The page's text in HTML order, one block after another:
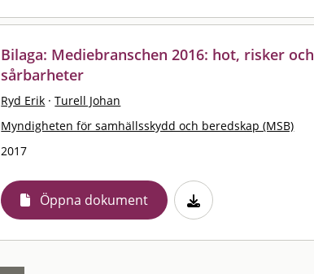
Bilaga: Mediebranschen 2016: hot, risker och
sårbarheter
Ryd Erik · Turell Johan
Myndigheten för samhällsskydd och beredskap (MSB)
2017
Öppna dokument